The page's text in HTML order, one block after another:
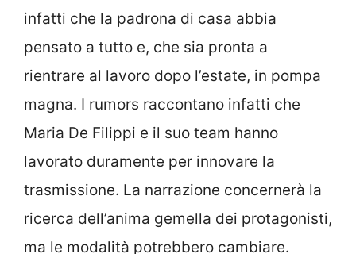
infatti che la padrona di casa abbia
pensato a tutto e, che sia pronta a
rientrare al lavoro dopo l’estate, in pompa
magna. I rumors raccontano infatti che
Maria De Filippi e il suo team hanno
lavorato duramente per innovare la
trasmissione. La narrazione concernerà la
ricerca dell’anima gemella dei protagonisti,
ma le modalità potrebbero cambiare.